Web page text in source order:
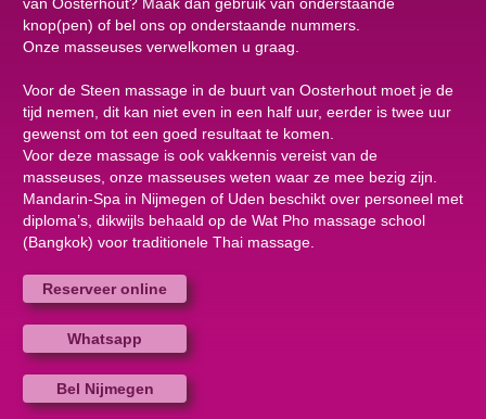
knop(pen) of bel ons op onderstaande nummers.
Onze masseuses verwelkomen u graag.
Voor de Steen massage in de buurt van Oosterhout moet je de
tijd nemen, dit kan niet even in een half uur, eerder is twee uur
gewenst om tot een goed resultaat te komen.
Voor deze massage is ook vakkennis vereist van de
masseuses, onze masseuses weten waar ze mee bezig zijn.
Mandarin-Spa in Nijmegen of Uden beschikt over personeel met
diploma’s, dikwijls behaald op de Wat Pho massage school
(Bangkok) voor traditionele Thai massage.
Reserveer online
Whatsapp
Bel Nijmegen